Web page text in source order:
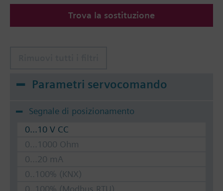
Trova la sostituzione
Parametri servocomando
Segnale di posizionamento
0...10 V CC
0...1000 Ohm
0...20 mA
0..100% (KNX)
0..100% (Modbus RTU)